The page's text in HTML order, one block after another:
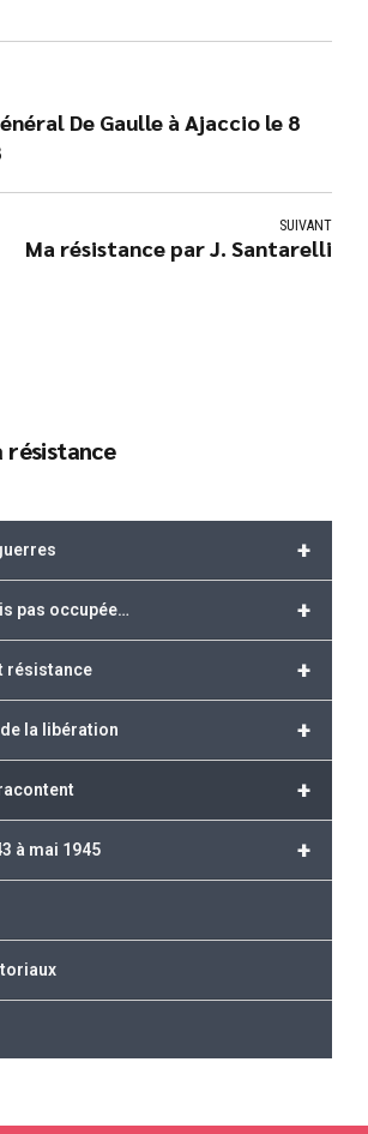
De Gaulle à Ajaccio le 8
SUIVANT
Ma résistance par J. Santarelli
résistance
+
+
pas occupée…
+
résistance
+
la libération
+
+
à mai 1945